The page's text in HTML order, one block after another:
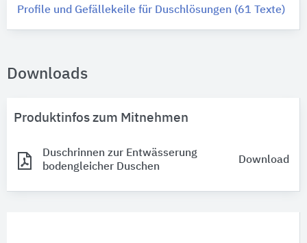
Profile und Gefällekeile für Duschlösungen (61 Texte)
Downloads
Produktinfos zum Mitnehmen
Duschrinnen zur ​Entwässerung
bodengleicher Duschen
Download